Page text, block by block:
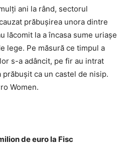
ani la rând, sectorul
prăbuşirea unora dintre
lăcomit la a încasa sume uriaşe
lege. Pe măsură ce timpul a
s-a adâncit, pe fir au intrat
ca un castel de nisip.
Women.
de euro la Fisc